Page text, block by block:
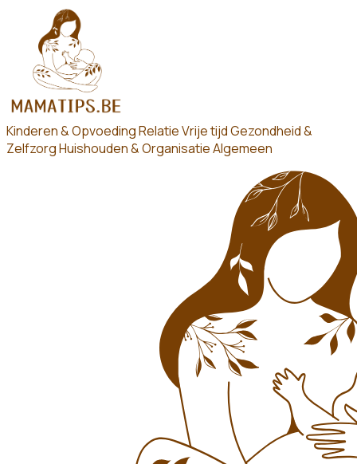
Kinderen & OpvoedingRelatieVrije tijdGezondheid &
ZelfzorgHuishouden & OrganisatieAlgemeen